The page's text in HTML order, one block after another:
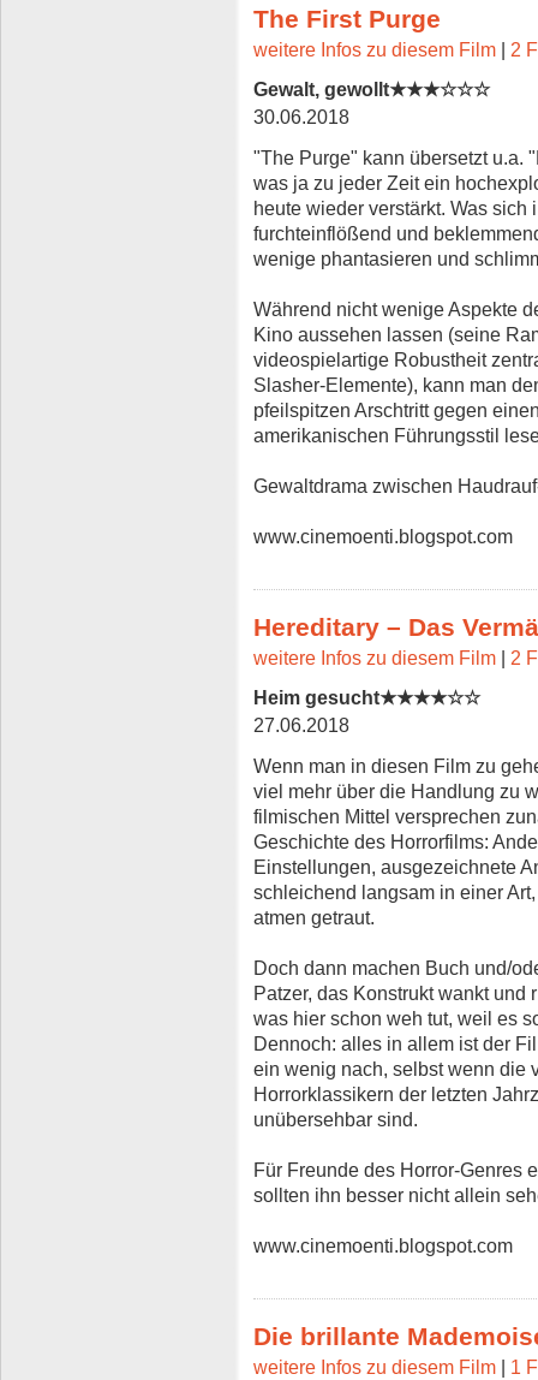
The First Purge
weitere Infos zu diesem Film | 2
Gewalt, gewollt★★★☆☆☆
30.06.2018
"The Purge" kann übersetzt u.a.
was ja zu jeder Zeit ein
heute wieder verstärkt. Was
furchteinflößend und
wenige phantasieren und
Während nicht wenige Aspekte
Kino aussehen lassen (seine
videospielartige Robustheit
Slasher-Elemente), kann man
pfeilspitzen Arschtritt gegen
amerikanischen Führungsstil
Gewaltdrama zwischen
www.cinemoenti.blogspot.com
Hereditary – Das
weitere Infos zu diesem Film | 2
Heim gesucht★★★★☆☆
27.06.2018
Wenn man in diesen Film zu
viel mehr über die Handlung zu
filmischen Mittel versprechen
Geschichte des Horrorfilms:
Einstellungen, ausgezeichnete
schleichend langsam in einer
atmen getraut.
Doch dann machen Buch und/
Patzer, das Konstrukt wankt und
was hier schon weh tut, weil es
Dennoch: alles in allem ist der
ein wenig nach, selbst wenn die
Horrorklassikern der letzten
unübersehbar sind.
Für Freunde des Horror-Genres
sollten ihn besser nicht allein
www.cinemoenti.blogspot.com
Die brillante
weitere Infos zu diesem Film | 1